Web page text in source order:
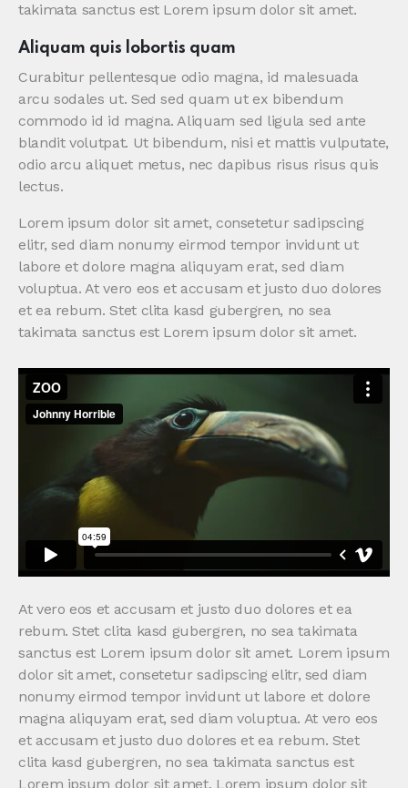
takimata sanctus est Lorem ipsum dolor sit amet.
Aliquam quis lobortis quam
Curabitur pellentesque odio magna, id malesuada
arcu sodales ut. Sed sed quam ut ex bibendum
commodo id id magna. Aliquam sed ligula sed ante
blandit volutpat. Ut bibendum, nisi et mattis vulputate,
odio arcu aliquet metus, nec dapibus risus risus quis
lectus.
Lorem ipsum dolor sit amet, consetetur sadipscing
elitr, sed diam nonumy eirmod tempor invidunt ut
labore et dolore magna aliquyam erat, sed diam
voluptua. At vero eos et accusam et justo duo dolores
et ea rebum. Stet clita kasd gubergren, no sea
takimata sanctus est Lorem ipsum dolor sit amet.
At vero eos et accusam et justo duo dolores et ea
rebum. Stet clita kasd gubergren, no sea takimata
sanctus est Lorem ipsum dolor sit amet. Lorem ipsum
dolor sit amet, consetetur sadipscing elitr, sed diam
nonumy eirmod tempor invidunt ut labore et dolore
magna aliquyam erat, sed diam voluptua. At vero eos
et accusam et justo duo dolores et ea rebum. Stet
clita kasd gubergren, no sea takimata sanctus est
Lorem ipsum dolor sit amet. Lorem ipsum dolor sit